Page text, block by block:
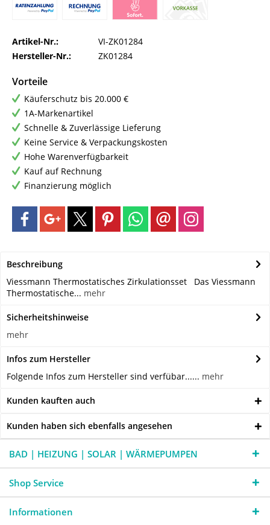
Artikel-Nr.:
VI-ZK01284
Hersteller-Nr.:
ZK01284
Vorteile
Käuferschutz bis 20.000 €
1A-Markenartikel
Schnelle & Zuverlässige Lieferung
Keine Service & Verpackungskosten
Hohe Warenverfügbarkeit
Kauf auf Rechnung
Finanzierung möglich
Beschreibung
Viessmann Thermostatisches Zirkulationsset Das Viessmann
Thermostatische... mehr
Sicherheitshinweise
mehr
Infos zum Hersteller
Folgende Infos zum Hersteller sind verfübar...... mehr
Kunden kauften auch
Kunden haben sich ebenfalls angesehen
BAD | HEIZUNG | SOLAR | WÄRMEPUMPEN
Shop Service
Informationen